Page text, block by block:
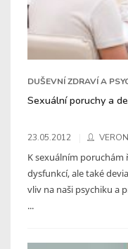
DUŠEVNÍ ZDRAVÍ A
Sexuální poruchy a
23.05.2012
K sexuálním poruchám
dysfunkcí, ale také
vliv na naši psychiku a
...